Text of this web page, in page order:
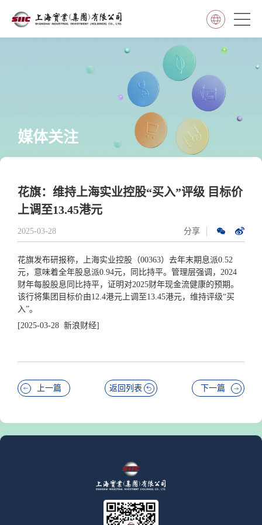
媒体关注
花旗：维持上海实业控股“买入”评级 目标价
上调至13.45港元
2025-03-28 分享
花旗发布研报称，上海实业控股（00363）去年末期息派0.52
元，意味着全年股息派0.94元，同比持平。管理层强调，2024
财年每股股息同比持平，证明对2025财年现金流健康的预期。
该行将集团目标价由12.4港元上调至13.45港元，维持评级“买
入”。
[2025-03-28 新浪财经]
上一篇 返回列表 下一篇